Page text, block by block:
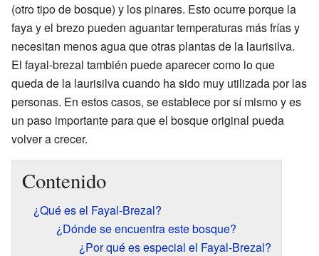
(otro tipo de bosque) y los pinares. Esto ocurre porque la
faya y el brezo pueden aguantar temperaturas más frías y
necesitan menos agua que otras plantas de la laurisilva.
El fayal-brezal también puede aparecer como lo que
queda de la laurisilva cuando ha sido muy utilizada por las
personas. En estos casos, se establece por sí mismo y es
un paso importante para que el bosque original pueda
volver a crecer.
Contenido
¿Qué es el Fayal-Brezal?
¿Dónde se encuentra este bosque?
¿Por qué es especial el Fayal-Brezal?